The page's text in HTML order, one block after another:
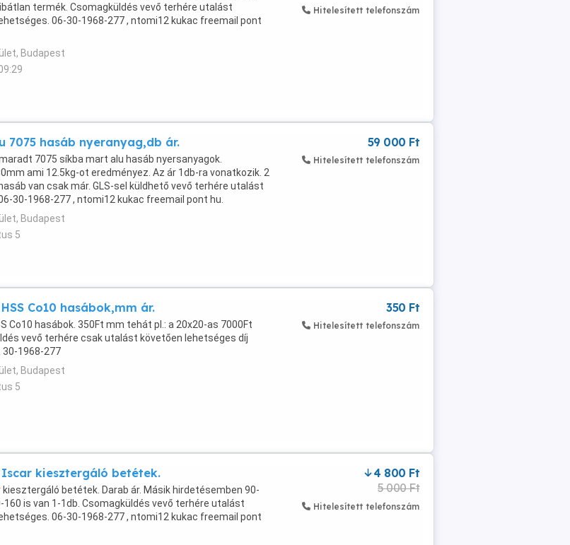
termék. Csomagküldés vevő terhére utalást
06-30-1968-277 , ntomi12 kukac freemail pont
Budapest
Hitelesített telefonszám
7075 hasáb nyeranyag,db ár.
7075 síkba mart alu hasáb nyersanyagok.
ami 12.5kg-ot eredményez. Az ár 1db-ra vonatkozik. 2
van csak már. GLS-sel küldhető vevő terhére utalást
30-1968-277 , ntomi12 kukac freemail pont hu.
Budapest
5
59 000 Ft
Hitelesített telefonszám
Co10 hasábok,mm ár.
Co10 hasábok. 350Ft mm tehát pl.: a 20x20-as 7000Ft
vevő terhére csak utalást követően lehetséges díj
30-1968-277
Budapest
5
350 Ft
Hitelesített telefonszám
Iscar kiesztergáló betétek.
kiesztergáló betétek. Darab ár. Másik hirdetésemben 90-
160 is van 1-1db. Csomagküldés vevő terhére utalást
06-30-1968-277 , ntomi12 kukac freemail pont
4 800 Ft
5 000 Ft
Hitelesített telefonszám